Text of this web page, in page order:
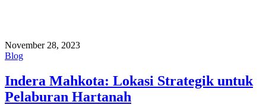
November 28, 2023
Blog
Indera Mahkota: Lokasi Strategik untuk
Pelaburan Hartanah